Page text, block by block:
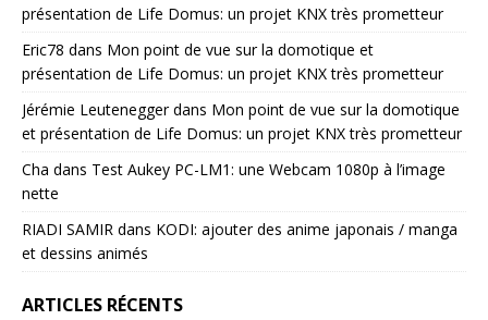
présentation de Life Domus: un projet KNX très prometteur
Eric78 dans Mon point de vue sur la domotique et
présentation de Life Domus: un projet KNX très prometteur
Jérémie Leuteneggerdans Mon point de vue sur la domotique
et présentation de Life Domus: un projet KNX très prometteur
Cha dans Test Aukey PC-LM1: une Webcam 1080p à l’image
nette
RIADI SAMIR dans KODI: ajouter des anime japonais / manga
et dessins animés
ARTICLES RÉCENTS